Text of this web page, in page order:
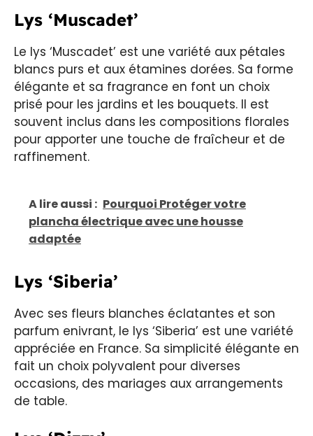
Lys ‘Muscadet’
Le lys ‘Muscadet’ est une variété aux pétales
blancs purs et aux étamines dorées. Sa forme
élégante et sa fragrance en font un choix
prisé pour les jardins et les bouquets. Il est
souvent inclus dans les compositions florales
pour apporter une touche de fraîcheur et de
raffinement.
A lire aussi : Pourquoi Protéger votre
plancha électrique avec une housse
adaptée
Lys ‘Siberia’
Avec ses fleurs blanches éclatantes et son
parfum enivrant, le lys ‘Siberia’ est une variété
appréciée en France. Sa simplicité élégante en
fait un choix polyvalent pour diverses
occasions, des mariages aux arrangements
de table.